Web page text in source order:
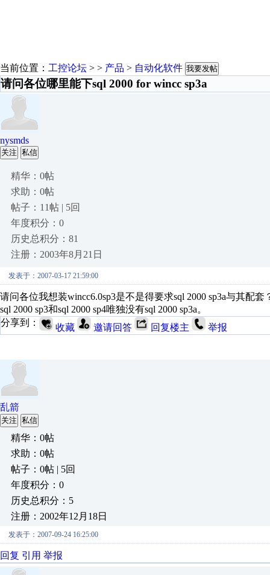
当前位置： 工控论坛 > > 产品 > 自动化软件 我要发帖
请问各位哪里能下sql 2000 for wincc sp3a
nysmds
关注 私信
精华：0帖
求助：0帖
帖子：11帖 | 5回
年度积分：0
历史总积分：81
注册：2003年8月21日
发表于：2007-03-17 21:59:00
请问各位我想装wincc6.0sp3是不是得要求sql 2000 sp3a与其配
sql 2000 sp3和sql 2000 sp4唯独没有sql 2000 sp3a。
分享到：
收藏 邀请回答 回复楼主 举报
乱箭
关注 私信
精华：0帖
求助：0帖
帖子：0帖 | 5回
年度积分：0
历史总积分：5
注册：2002年12月18日
发表于：2007-09-24 16:25:00
回复 引用 举报